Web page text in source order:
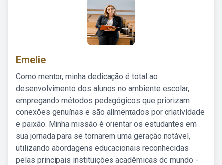
Emelie
Como mentor, minha dedicação é total ao
desenvolvimento dos alunos no ambiente escolar,
empregando métodos pedagógicos que priorizam
conexões genuínas e são alimentados por criatividade
e paixão. Minha missão é orientar os estudantes em
sua jornada para se tornarem uma geração notável,
utilizando abordagens educacionais reconhecidas
pelas principais instituições acadêmicas do mundo -